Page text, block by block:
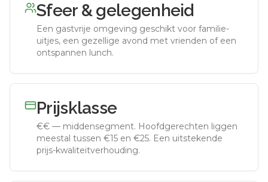
Sfeer & gelegenheid
Een gastvrije omgeving geschikt voor familie-
uitjes, een gezellige avond met vrienden of een
ontspannen lunch.
Prijsklasse
€€ — middensegment. Hoofdgerechten liggen
meestal tussen €15 en €25. Een uitstekende
prijs-kwaliteitverhouding.